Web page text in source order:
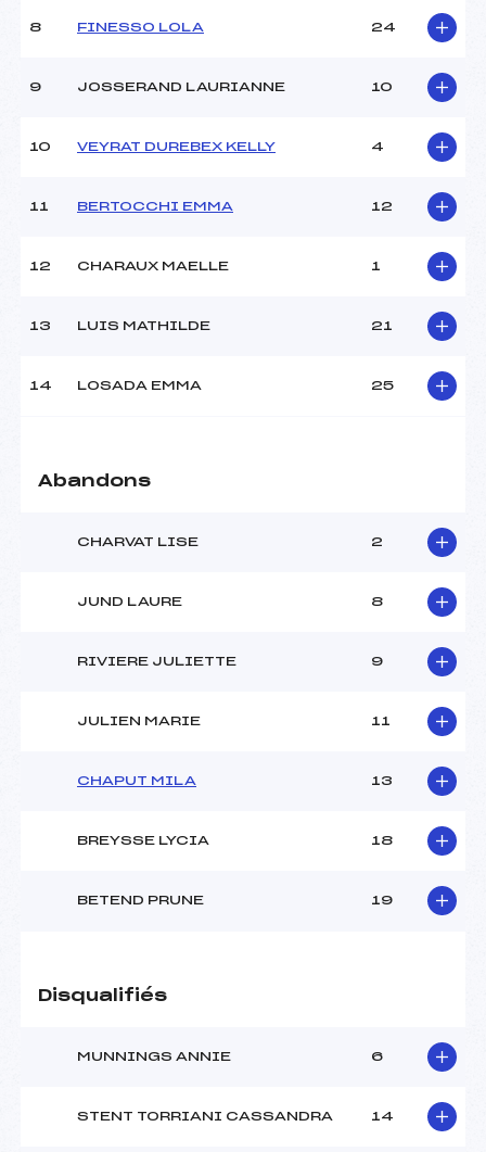
Ouvreurs D :
Météo :
SOLEIL
DURE
Nombre de portes :
39
Traceur :
ANGUENOT LIONEL (MB)
COLANTONI NOLAN (MB)
LEIGNEL EMMA (MB)
Ouvreurs C :
Ouvreurs E :
U14
8 FINESSO LOLA 24
9 JOSSERAND LAURIANNE 10
10 VEYRAT DUREBEX KELLY 4
11 BERTOCCHI EMMA 12
12 CHARAUX MAELLE 1
13 LUIS MATHILDE 21
14 LOSADA EMMA 25
Abandons
CHARVAT LISE 2
JUND LAURE 8
RIVIERE JULIETTE 9
JULIEN MARIE 11
CHAPUT MILA 13
BREYSSE LYCIA 18
BETEND PRUNE 19
Disqualifiés
MUNNINGS ANNIE 6
STENT TORRIANI CASSANDRA 14